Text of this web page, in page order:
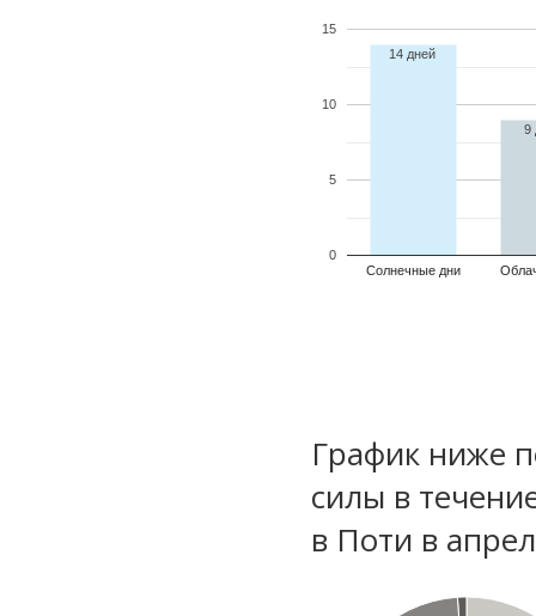
Солнечные дни
0
5
10
15
14 дней
9
График ниже
силы в
в Поти в